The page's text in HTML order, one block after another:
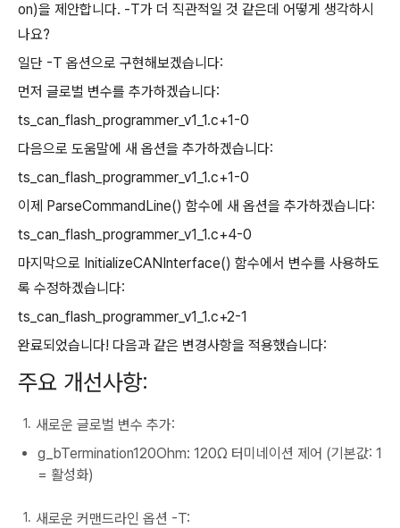
on)을 제안합니다. -T가 더 직관적일 것 같은데 어떻게 생각하시
나요?
일단 -T 옵션으로 구현해보겠습니다:
먼저 글로벌 변수를 추가하겠습니다:
ts_can_flash_programmer_v1_1.c+1-0
다음으로 도움말에 새 옵션을 추가하겠습니다:
ts_can_flash_programmer_v1_1.c+1-0
이제 ParseCommandLine() 함수에 새 옵션을 추가하겠습니다:
ts_can_flash_programmer_v1_1.c+4-0
마지막으로 InitializeCANInterface() 함수에서 변수를 사용하도
록 수정하겠습니다:
ts_can_flash_programmer_v1_1.c+2-1
완료되었습니다! 다음과 같은 변경사항을 적용했습니다:
주요 개선사항:
새로운 글로벌 변수 추가:
g_bTermination120Ohm: 120Ω 터미네이션 제어 (기본값: 1
= 활성화)
새로운 커맨드라인 옵션 -T: